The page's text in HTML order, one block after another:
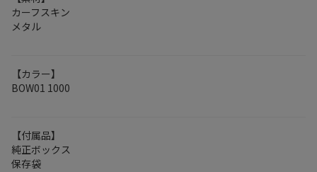
カーフスキン
メタル
【カラー】
BOW01 1000
【付属品】
純正ボックス
保存袋